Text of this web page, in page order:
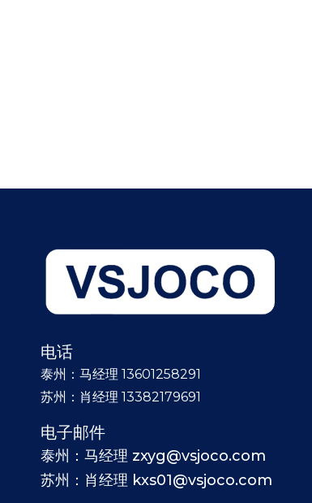
电话
泰州：马经理 13601258291
苏州：肖经理 13382179691
电子邮件
泰州：马经理 zxyg@vsjoco.com
苏州：肖经理 kxs01@vsjoco.com